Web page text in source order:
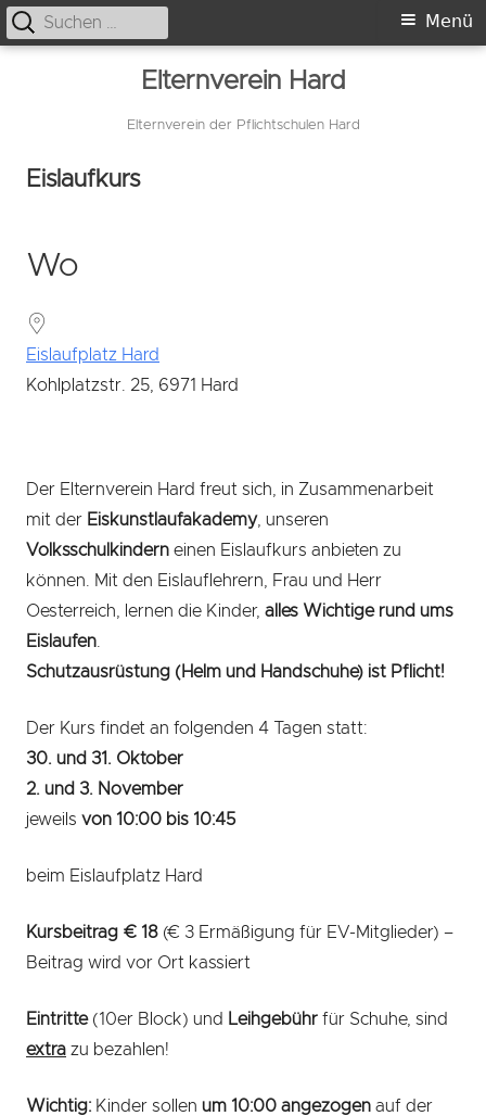
Elternverein Hard
Elternverein der Pflichtschulen Hard
Primäres
Menü
Suche
nach:
Eislaufkurs
Wo
Eislaufplatz Hard
Kohlplatzstr. 25, 6971 Hard
Der Elternverein Hard freut sich, in Zusammenarbeit
mit der Eiskunstlaufakademy, unseren
Volksschulkindern einen Eislaufkurs anbieten zu
können. Mit den Eislauflehrern, Frau und Herr
Oesterreich, lernen die Kinder, alles Wichtige rund ums
Eislaufen
Schutzausrüstung (Helm und Handschuhe) ist Pflicht!
Der Kurs findet an folgenden 4 Tagen statt:
30. und 31. Oktober
2. und 3. November
jeweils von 10:00 bis 10:45
beim Eislaufplatz Hard
Kursbeitrag € 18 (€ 3 Ermäßigung für EV-Mitglieder) –
Beitrag wird vor Ort kassiert
Eintritte(10er Block) und Leihgebühr für Schuhe, sind
extra zu bezahlen!
Wichtig: Kinder sollen um 10:00 angezogen auf der